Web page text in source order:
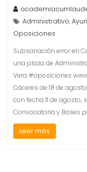
Administrativo,
Oposiciones
Subsanación error en
una plaza de
Vera #oposiciones
Cáceres de 18 de
con fecha 11 de
Convocatoria y Bases
Leer más